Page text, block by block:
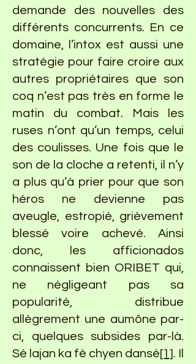
demande des nouvelles des
différents concurrents. En ce
domaine, l’intox est aussi une
stratégie pour faire croire aux
autres propriétaires que son
coq n’est pas très en forme le
matin du combat. Mais les
ruses n’ont qu’un temps, celui
des coulisses. Une fois que le
son de la cloche a retenti, il n’y
a plus qu’à prier pour que son
héros ne devienne pas
aveugle, estropié, grièvement
blessé voire achevé. Ainsi
donc, les afficionados
connaissent bien ORIBET qui,
ne négligeant pas sa
popularité, distribue
allègrement une aumône par-
ci, quelques subsides par-là.
Sé lajan ka fè chyen dansé[1] . Il